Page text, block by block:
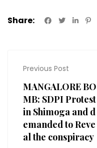
Share:
Previous Post
MANGALORE BO
MB: SDPI Protest
in Shimoga and d
emanded to Reve
al the conspiracy